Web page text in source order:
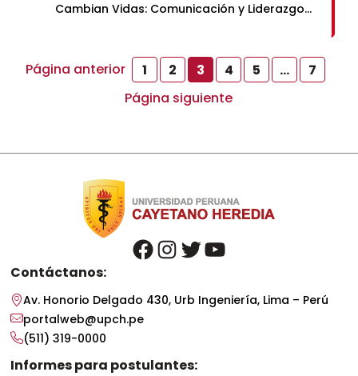
Cambian Vidas: Comunicación y Liderazgo”,
becas del CAFED, con el propósito de
fortalecer sus capacidades de
acompañamiento y […]
Página anterior 1 2 3 4 5 …
7
Página siguiente
facebook instagram twitter youtube
Contáctanos:
Av. Honorio Delgado 430, Urb Ingeniería, Lima – Perú
portalweb@upch.pe
(511) 319-0000
Informes para postulantes: